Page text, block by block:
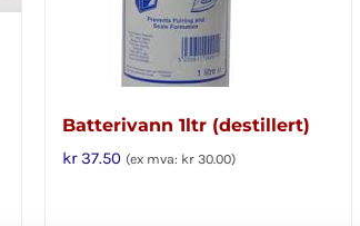
Batterivann 1ltr (destillert)
kr37.50 (ex mva: kr30.00)